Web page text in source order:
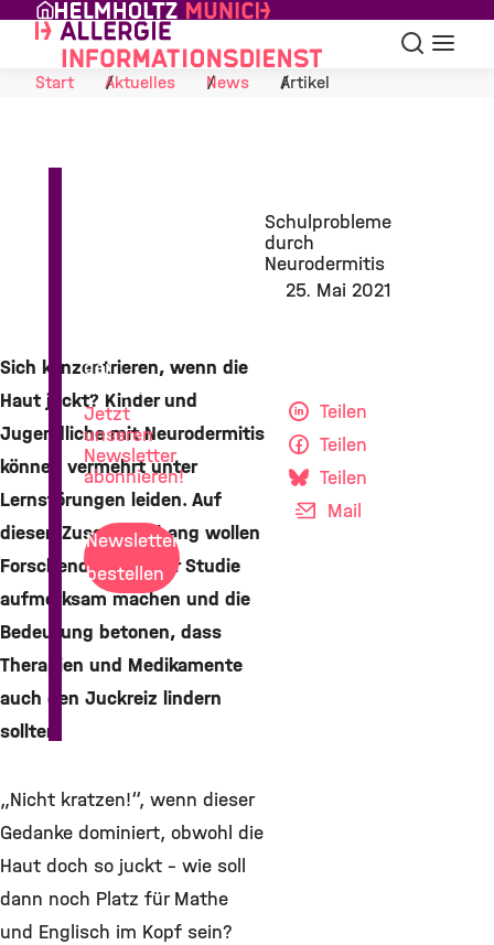
Skip to Content
Suche
Start
Aktuelles News Artikel
Schulprobleme
durch
Neurodermitis
25. Mai 2021
Sich konzentrieren, wenn die
Haut juckt? Kinder und
Jugendliche mit Neurodermitis
können vermehrt unter
Lernstörungen leiden. Auf
diesen Zusammenhang wollen
Forschende mit einer Studie
aufmerksam machen und die
Bedeutung betonen, dass
Therapien und Medikamente
auch den Juckreiz lindern
sollten.
„Nicht kratzen!“, wenn dieser
Gedanke dominiert, obwohl die
Haut doch so juckt – wie soll
dann noch Platz für Mathe
und Englisch im Kopf sein?
Teilen
Teilen
Teilen
Mail
der
Allergieforschung
Jetzt
unseren
Newsletter
abonnieren!
Newsletter
bestellen